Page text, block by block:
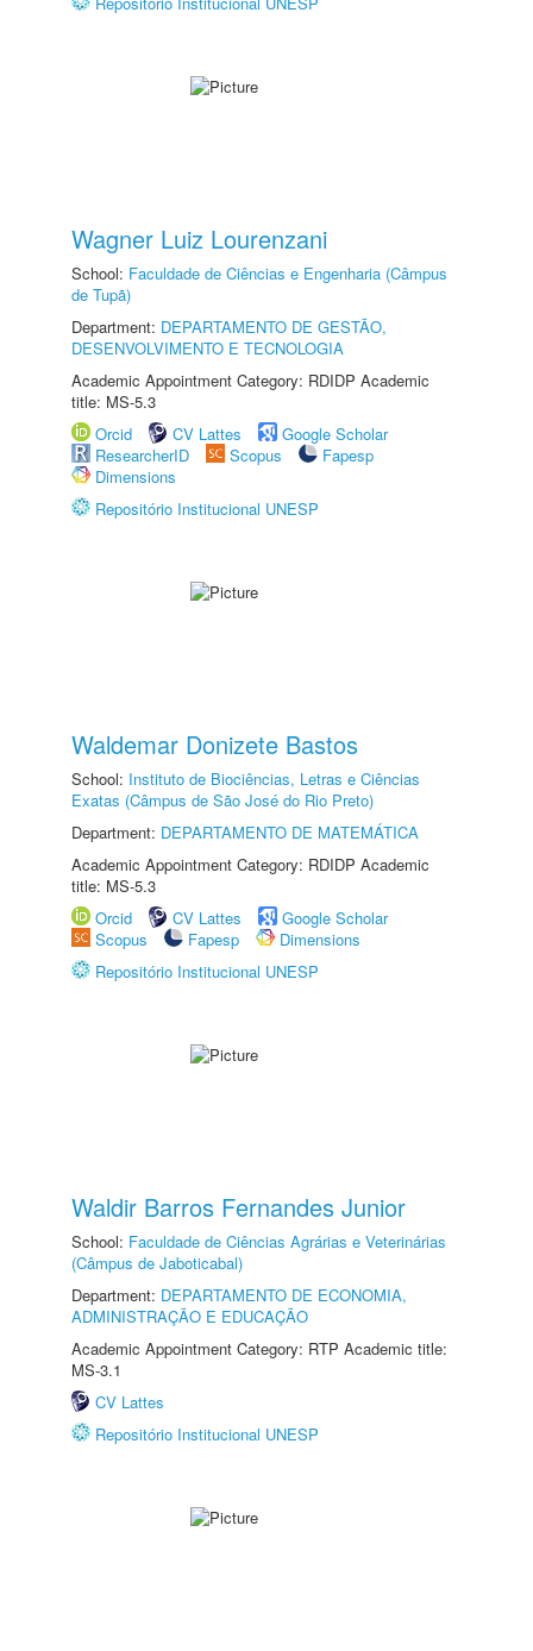
Wagner Luiz Lourenzani
School: Faculdade de Ciências e Engenharia (Câmpus
de Tupã)
Department: DEPARTAMENTO DE GESTÃO,
DESENVOLVIMENTO E TECNOLOGIA
Academic Appointment Category: RDIDP Academic
title: MS-5.3
Orcid
CV Lattes
Google Scholar
ResearcherID
Scopus
Fapesp
Dimensions
Repositório Institucional UNESP
Waldemar Donizete Bastos
School: Instituto de Biociências, Letras e Ciências
Exatas (Câmpus de São José do Rio Preto)
Department: DEPARTAMENTO DE MATEMÁTICA
Academic Appointment Category: RDIDP Academic
title: MS-5.3
Orcid
CV Lattes
Google Scholar
Scopus
Fapesp
Dimensions
Repositório Institucional UNESP
Waldir Barros Fernandes Junior
School: Faculdade de Ciências Agrárias e Veterinárias
(Câmpus de Jaboticabal)
Department: DEPARTAMENTO DE ECONOMIA,
ADMINISTRAÇÃO E EDUCAÇÃO
Academic Appointment Category: RTP Academic title:
MS-3.1
CV Lattes
Repositório Institucional UNESP